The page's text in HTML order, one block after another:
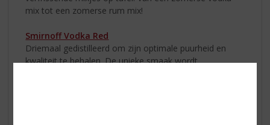
mix tot een zomerse rum mix!
Smirnoff Vodka Red
Driemaal gedistilleerd om zijn optimale puurheid en
kwaliteit te behalen. De unieke smaak wordt